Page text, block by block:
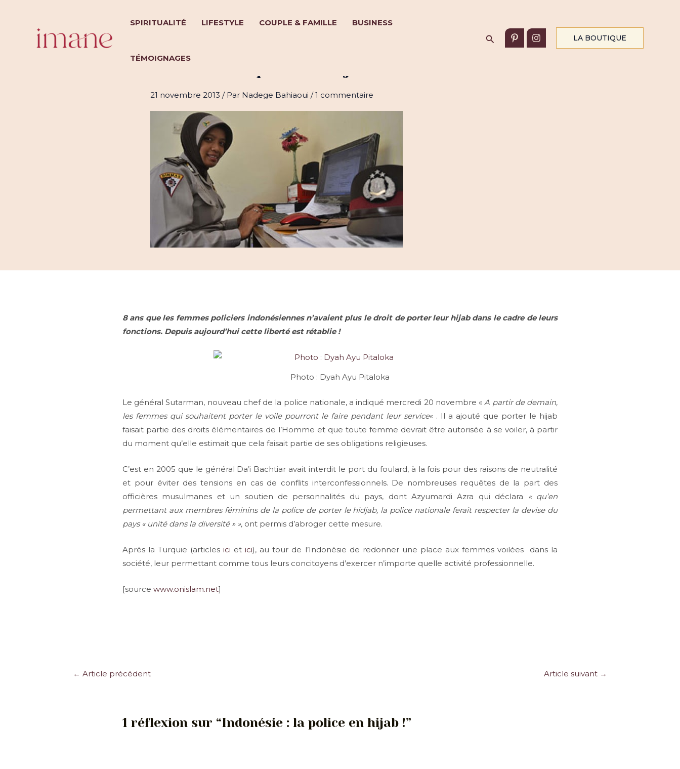
SPIRITUALITÉ LIFESTYLE COUPLE & FAMILLE BUSINESS
TÉMOIGNAGES
Rechercher LA BOUTIQUE
21 novembre 2013 / Par Nadege Bahiaoui /1 commentaire
8 ans que les femmes policiers indonésiennes n’avaient plus le droit de porter leur hijab dans le cadre de leurs
fonctions. Depuis aujourd’hui cette liberté est rétablie !
Photo : Dyah Ayu Pitaloka
Le général Sutarman, nouveau chef de la police nationale, a indiqué mercredi 20 novembre « A partir de demain,
les femmes qui souhaitent porter le voile pourront le faire pendant leur service« . Il a ajouté que porter le hijab
faisait partie des droits élémentaires de l’Homme et que toute femme devrait être autorisée à se voiler, à partir
du moment qu’elle estimait que cela faisait partie de ses obligations religieuses.
C’est en 2005 que le général Da’i Bachtiar avait interdit le port du foulard, à la fois pour des raisons de neutralité
et pour éviter des tensions en cas de conflits interconfessionnels. De nombreuses requêtes de la part des
officières musulmanes et un soutien de personnalités du pays, dont Azyumardi Azra qui déclara
« qu’en
permettant aux membres féminins de la police de porter le hidjab, la police nationale ferait respecter la devise du
pays « unité dans la diversité » », ont permis d’abroger cette mesure.
Après la Turquie (articlesici etici), au tour de l’Indonésie de redonner une place aux femmes voilées dans la
société, leur permettant comme tous leurs concitoyens d’exercer n’importe quelle activité professionnelle.
[sourcewww.onislam.net]
Navigation
← Article précédent Article suivant →
1 réflexion sur “Indonésie : la police en hijab !”